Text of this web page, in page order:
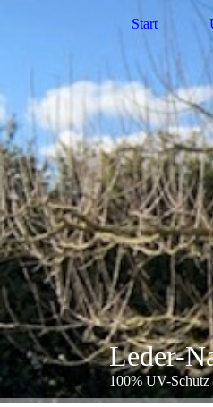
Start
Leder-
100% UV-Schutz